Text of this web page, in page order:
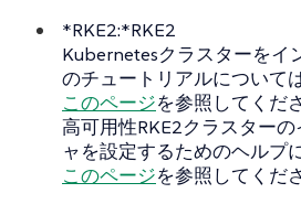
*RKE2:*RKE2
Kubernetesクラスターをイ
のチュートリアルについては
このページを参照してくだ
高可用性RKE2クラスター
ャを設定するためのヘルプ
このページを参照してくだ